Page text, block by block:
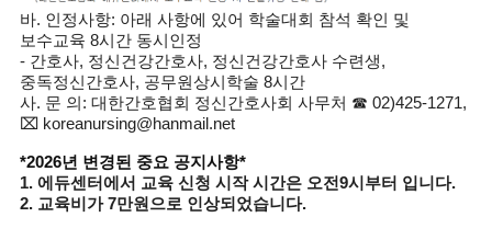
바. 인정사항: 아래 사항에 있어 학술대회 참석 확인 및
보수교육 8시간 동시인정
- 간호사, 정신건강간호사, 정신건강간호사 수련생,
중독정신간호사, 공무원상시학술 8시간
사. 문 의: 대한간호협회 정신간호사회 사무처 ☎ 02)425-1271,
⌧ koreanursing@hanmail.net
*2026년 변경된 중요 공지사항*
1. 에듀센터에서 교육 신청 시작 시간은 오전9시부터 입니다.
2. 교육비가 7만원으로 인상되었습니다.